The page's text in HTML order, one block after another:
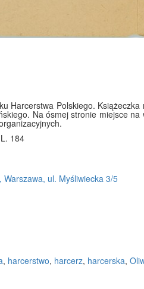
Harcerstwa Polskiego.
Na ósmej stronie miejsce
184
ul. Myśliwiecka 3/5
, harcerstwo, harcerz, harcerska,